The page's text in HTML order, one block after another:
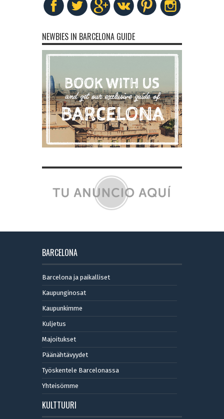
NEWBIES IN BARCELONA GUIDE
BARCELONA
Barcelona ja paikalliset
Kaupunginosat
Kaupunkimme
Kuljetus
Majoitukset
Päänähtävyydet
Työskentele Barcelonassa
Yhteisömme
KULTTUURI